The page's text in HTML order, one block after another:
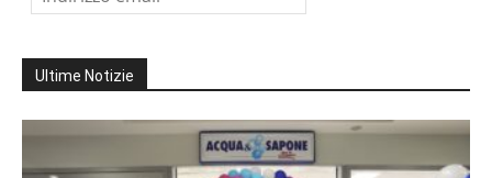
Ultime Notizie